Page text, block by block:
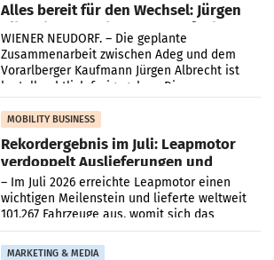
Alles bereit für den Wechsel: Jürgen
Albrecht setzt ab 1.1.2027 auf Adeg
WIENER NEUDORF. – Die geplante
Zusammenarbeit zwischen Adeg und dem
Vorarlberger Kaufmann Jürgen Albrecht ist
kartellrechtlich freigegeben: Die
Bundeswettbewerbsbehörde und der
Bundeskartellanwalt
MOBILITY BUSINESS
Rekordergebnis im Juli: Leapmotor
verdoppelt Auslieferungen und
überschreitet die 100.000er-Marke
– Im Juli 2026 erreichte Leapmotor einen
wichtigen Meilenstein und lieferte weltweit
101.267 Fahrzeuge aus, womit sich das
Ergebnis gegenüber Juli 2025 mehr als
verdoppelte (+102
MARKETING & MEDIA